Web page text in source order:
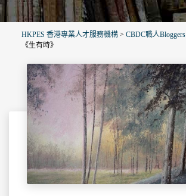
HKPES 香港專業人才服務機構 > CBDC職人Bloggers
《生有時》